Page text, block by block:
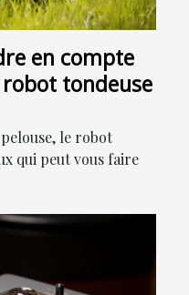
en compte
tondeuse
le robot
qui peut vous faire